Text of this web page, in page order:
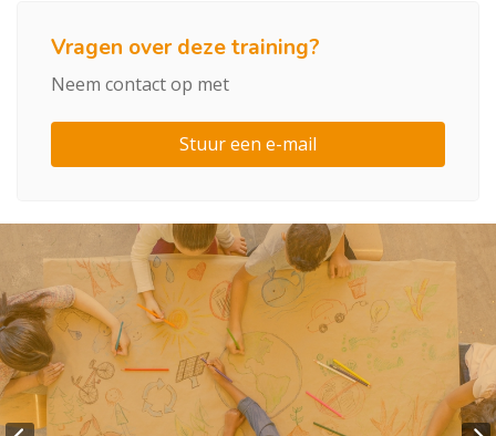
Vragen over deze training?
Neem contact op met
Stuur een e-mail